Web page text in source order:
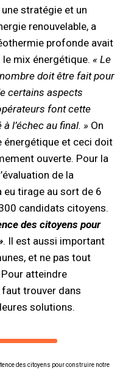
stratégie et un
renouvelable, a
profonde avait
mix énergétique. « Le
doit être fait pour
certains aspects
font cette
l’échec au final. » On
et ceci doit
ouverte. Pour la
de la
tirage au sort de 6
candidats citoyens.
des citoyens pour
. Il est aussi important
et ne pas tout
atteindre
faut trouver dans
solutions.
des citoyens pour construire notre